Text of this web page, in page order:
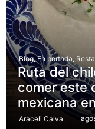
Blog, En portada
Ruta del
comer este
mexicana
Araceli Calva